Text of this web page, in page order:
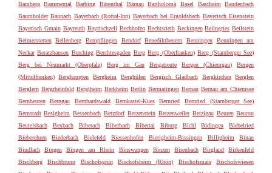
Bamberg
Bammental Barbing Bärenthal Bärnau Bartholomä Basel Bastheim
Baudenbach
Baumholder Baunach Bayerbach (Rottal-Inn) Bayerbach bei Ergoldsbach Bayerisch Eisenstein
Bayerisch Gmain Bayreuth Bayrischzell Bechhofen Bechtsrieth Beckingen Beilngries Beilstein
Beimerstetten
Bellenberg Bempflingen Bendorf Benediktbeuern Benningen
Benningen am
Neckar Beratzhausen Berching Berchtesgaden Berg Berg (Oberfranken) Berg (Starnberger See)
Berg bei Neumarkt (Oberpfalz)
Berg im Gau Bergatreute Bergen (Chiemgau)
Bergen
(Mittelfranken)
Berghaupten Bergheim Berghülen Bergisch Gladbach Bergkirchen
Berglen
Berglern Bergrheinfeld Bergtheim Berkheim Berlin Bermatingen Bernau Bernau am Chiemsee
Bernbeuren
Berngau Bernhardswald Bernkastel-Kues Bernried
Bernried (Starnberger See)
Bernstadt Besigheim Bessenbach Betzdorf Betzenstein Betzenweiler Betzigau Beuren Beuron
Beutelsbach
Bexbach Biberach Biberbach Bibertal Biburg Bichl Bidingen
Biebelried
Bieberehren
Biederbach Bielefeld Biessenhofen Bietigheim-Bissingen Billigheim
Binau
Bindlach
Bingen Bingen am Rhein Binswangen Binzen Birenbach Birgland
Birkenfeld
Bischberg
Bischbrunn Bischofsgrün Bischofsheim (Rhön) Bischofsmais
Bischofswiesen